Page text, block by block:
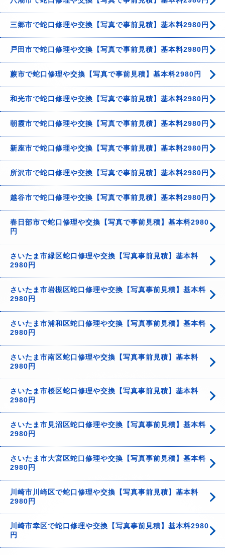
三郷市で蛇口修理や交換【写真で事前見積】基本料2980円
戸田市で蛇口修理や交換【写真で事前見積】基本料2980円
蕨市で蛇口修理や交換【写真で事前見積】基本料2980円
和光市で蛇口修理や交換【写真で事前見積】基本料2980円
朝霞市で蛇口修理や交換【写真で事前見積】基本料2980円
新座市で蛇口修理や交換【写真で事前見積】基本料2980円
所沢市で蛇口修理や交換【写真で事前見積】基本料2980円
越谷市で蛇口修理や交換【写真で事前見積】基本料2980円
春日部市で蛇口修理や交換【写真で事前見積】基本料2980
円
さいたま市緑区蛇口修理や交換【写真事前見積】基本料
2980円
さいたま市岩槻区蛇口修理や交換【写真事前見積】基本料
2980円
さいたま市浦和区蛇口修理や交換【写真事前見積】基本料
2980円
さいたま市南区蛇口修理や交換【写真事前見積】基本料
2980円
さいたま市桜区蛇口修理や交換【写真事前見積】基本料
2980円
さいたま市見沼区蛇口修理や交換【写真事前見積】基本料
2980円
さいたま市大宮区蛇口修理や交換【写真事前見積】基本料
2980円
川崎市川崎区で蛇口修理や交換【写真事前見積】基本料
2980円
川崎市幸区で蛇口修理や交換【写真事前見積】基本料2980
円